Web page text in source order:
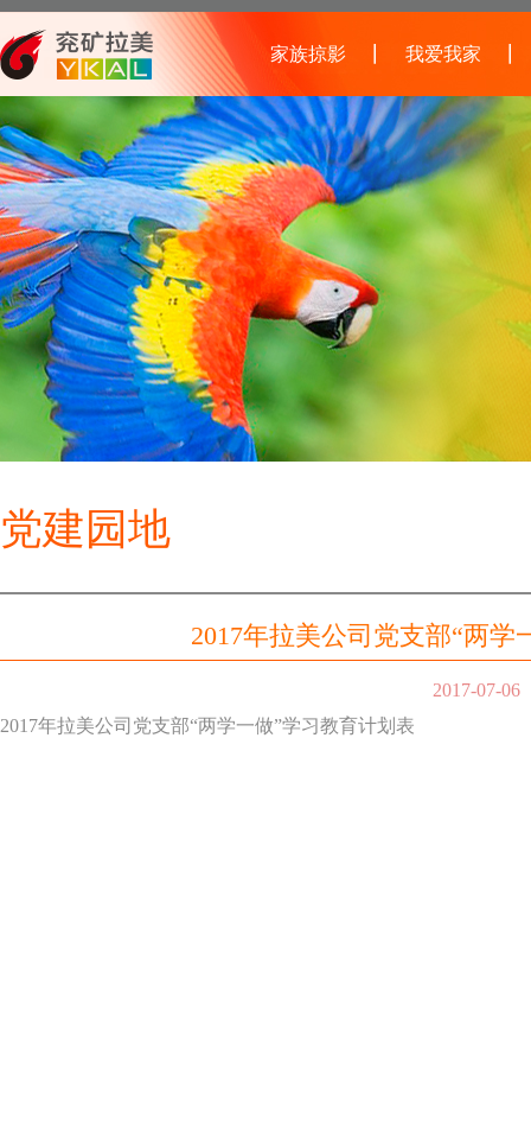
家族掠影 我爱我家
党建园地
2017年拉美公司党支部“两学
2017-07-06
2017年拉美公司党支部“两学一做”学习教育计划表